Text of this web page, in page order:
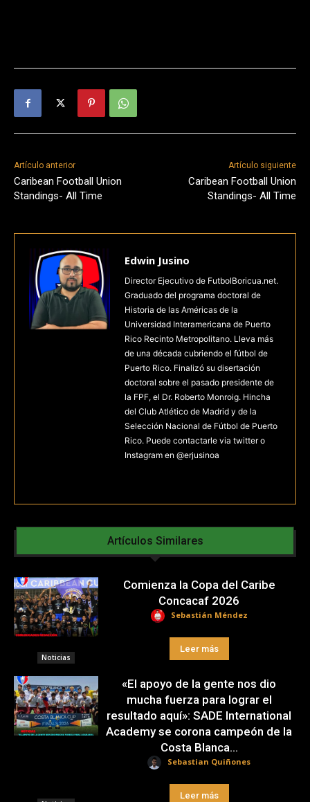
Artículo anterior
Caribean Football Union
Standings- All Time
Artículo siguiente
Caribean Football Union
Standings- All Time
Edwin Jusino
Director Ejecutivo de FutbolBoricua.net.
Graduado del programa doctoral de
Historia de las Américas de la
Universidad Interamericana de Puerto
Rico Recinto Metropolitano. Lleva más
de una década cubriendo el fútbol de
Puerto Rico. Finalizó su disertación
doctoral sobre el pasado presidente de
la FPF, el Dr. Roberto Monroig. Hincha
del Club Atlético de Madrid y de la
Selección Nacional de Fútbol de Puerto
Rico. Puede contactarle via twitter o
Instagram en @erjusinoa
Artículos Similares
Noticias
Comienza la Copa del Caribe
Concacaf 2026
Sebastián Méndez
Leer más
«El apoyo de la gente nos dio
mucha fuerza para lograr el
resultado aquí»: SADE International
Academy se corona campeón de la
Costa Blanca...
Sebastian Quiñones
Leer más